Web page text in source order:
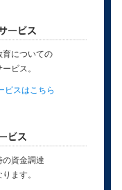
育についての
ビス。
ビスはこちら
の資金調達
ます。